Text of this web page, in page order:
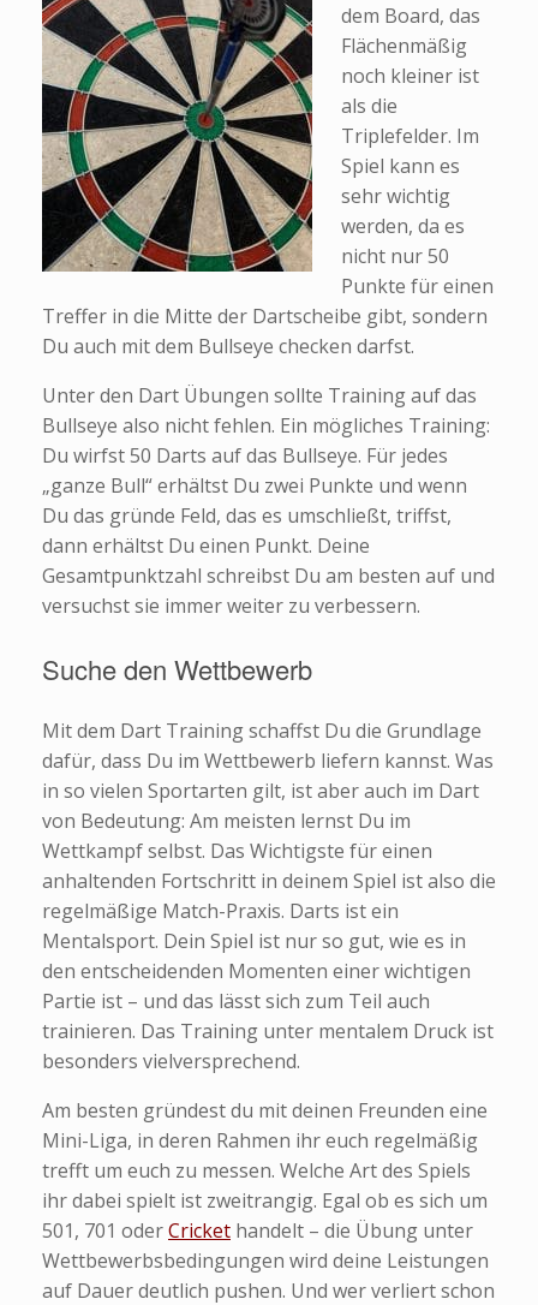
dem Board, das
Flächenmäßig
noch kleiner ist
als die
Triplefelder. Im
Spiel kann es
sehr wichtig
werden, da es
nicht nur 50
Punkte für einen
Treffer in die Mitte der Dartscheibe gibt, sondern
Du auch mit dem Bullseye checken darfst.
Unter den Dart Übungen sollte Training auf das
Bullseye also nicht fehlen. Ein mögliches Training:
Du wirfst 50 Darts auf das Bullseye. Für jedes
„ganze Bull“ erhältst Du zwei Punkte und wenn
Du das gründe Feld, das es umschließt, triffst,
dann erhältst Du einen Punkt. Deine
Gesamtpunktzahl schreibst Du am besten auf und
versuchst sie immer weiter zu verbessern.
Suche den Wettbewerb
Mit dem Dart Training schaffst Du die Grundlage
dafür, dass Du im Wettbewerb liefern kannst. Was
in so vielen Sportarten gilt, ist aber auch im Dart
von Bedeutung: Am meisten lernst Du im
Wettkampf selbst. Das Wichtigste für einen
anhaltenden Fortschritt in deinem Spiel ist also die
regelmäßige Match-Praxis. Darts ist ein
Mentalsport. Dein Spiel ist nur so gut, wie es in
den entscheidenden Momenten einer wichtigen
Partie ist – und das lässt sich zum Teil auch
trainieren. Das Training unter mentalem Druck ist
besonders vielversprechend.
Am besten gründest du mit deinen Freunden eine
Mini-Liga, in deren Rahmen ihr euch regelmäßig
trefft um euch zu messen. Welche Art des Spiels
ihr dabei spielt ist zweitrangig. Egal ob es sich um
501, 701 oderCricket handelt – die Übung unter
Wettbewerbsbedingungen wird deine Leistungen
auf Dauer deutlich pushen. Und wer verliert schon